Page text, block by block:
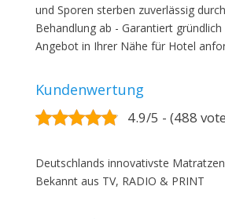
und Sporen sterben zuverlässig
Behandlung ab - Garantiert
Angebot in Ihrer Nähe für Hotel
Kundenwertung
4.9/5 - (488
Deutschlands innovativste
Bekannt aus TV, RADIO & PRINT